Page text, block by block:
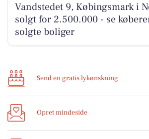
Vandstedet 9, Købingsmark i
solgt for 2.500.000 - se
solgte boliger
Send en gratis lykønskning
Opret mindeside